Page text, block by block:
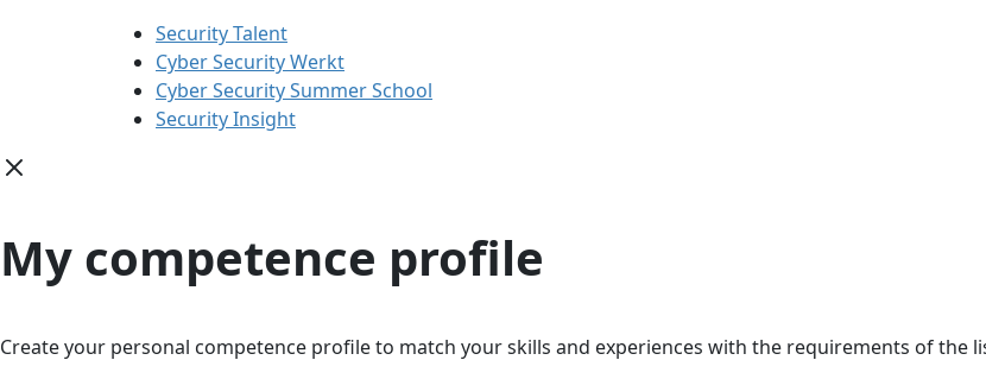
Security Talent
Cyber Security Werkt
Cyber Security Summer School
Security Insight
My competence profile
Create your personal competence profile to match your skills and experiences with the requirements of the